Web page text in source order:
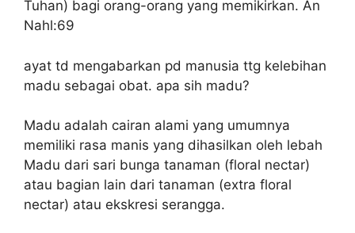
Tuhan) bagi orang-orang yang memikirkan. An
Nahl:69
ayat td mengabarkan pd manusia ttg kelebihan
madu sebagai obat. apa sih madu?
Madu adalah cairan alami yang umumnya
memiliki rasa manis yang dihasilkan oleh lebah
Madu dari sari bunga tanaman (floral nectar)
atau bagian lain dari tanaman (extra floral
nectar) atau ekskresi serangga.